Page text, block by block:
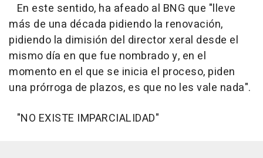
En este sentido, ha afeado al BNG que "lleve
más de una década pidiendo la renovación,
pidiendo la dimisión del director xeral desde el
mismo día en que fue nombrado y, en el
momento en el que se inicia el proceso, piden
una prórroga de plazos, es que no les vale nada".
"NO EXISTE IMPARCIALIDAD"